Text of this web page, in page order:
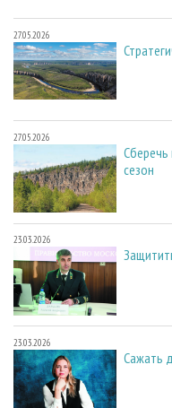
27.05.2026
27.05.2026
сезон
23.03.2026
23.03.2026
Сажать